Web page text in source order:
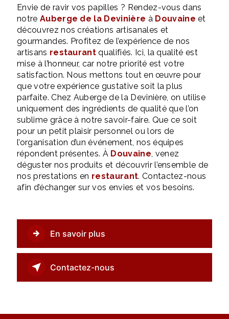
Envie de ravir vos papilles ? Rendez-vous dans
notre Auberge de la Devinière à Douvaine et
découvrez nos créations artisanales et
gourmandes. Profitez de l’expérience de nos
artisans restaurant qualifiés. Ici, la qualité est
mise à l’honneur, car notre priorité est votre
satisfaction. Nous mettons tout en œuvre pour
que votre expérience gustative soit la plus
parfaite. Chez Auberge de la Devinière, on utilise
uniquement des ingrédients de qualité que l’on
sublime grâce à notre savoir-faire. Que ce soit
pour un petit plaisir personnel ou lors de
l’organisation d’un événement, nos équipes
répondent présentes. À Douvaine, venez
déguster nos produits et découvrir l’ensemble de
nos prestations en restaurant. Contactez-nous
afin d’échanger sur vos envies et vos besoins.
En savoir plus
Contactez-nous